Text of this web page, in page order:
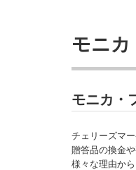
モニ
モニカ・
チェリーズマ
贈答品の換金
様々な理由か